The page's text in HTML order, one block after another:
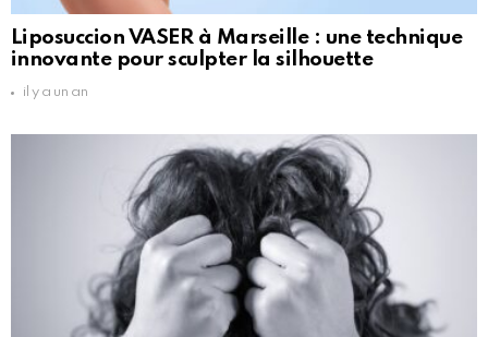
Liposuccion VASER à Marseille : une technique
innovante pour sculpter la silhouette
il y a un an